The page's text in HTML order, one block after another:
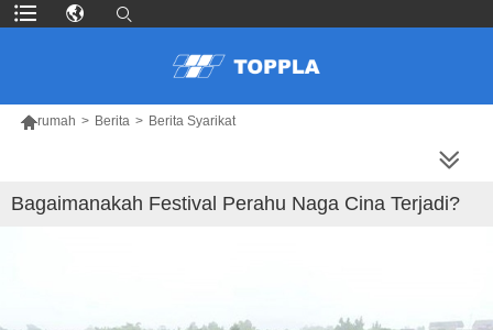
rumah > Berita > Berita Syarikat
Bagaimanakah Festival Perahu Naga Cina Terjadi?